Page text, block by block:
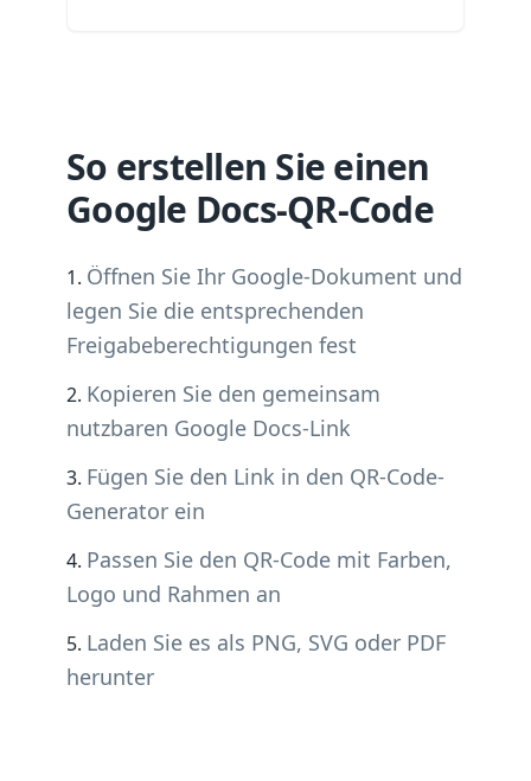
So erstellen Sie einen
Google Docs-QR-Code
Öffnen Sie Ihr Google-Dokument und
legen Sie die entsprechenden
Freigabeberechtigungen fest
Kopieren Sie den gemeinsam
nutzbaren Google Docs-Link
Fügen Sie den Link in den QR-Code-
Generator ein
Passen Sie den QR-Code mit Farben,
Logo und Rahmen an
Laden Sie es als PNG, SVG oder PDF
herunter